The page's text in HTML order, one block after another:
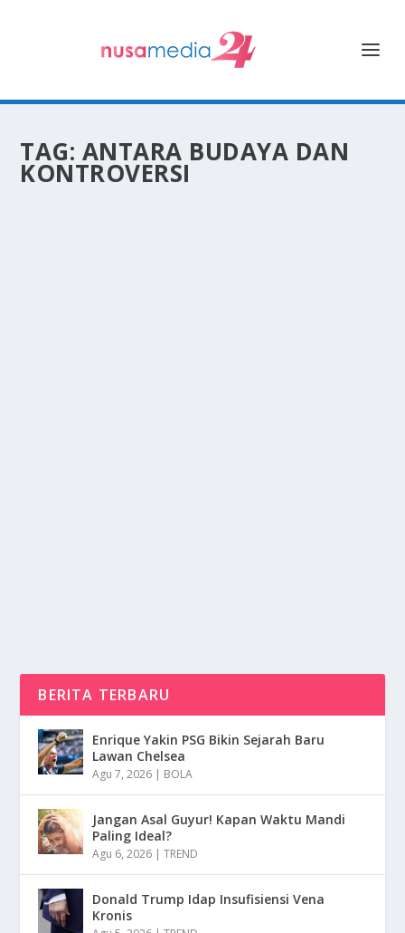
TAG: ANTARA BUDAYA DAN
KONTROVERSI
BERITA TERBARU
Enrique Yakin PSG Bikin Sejarah Baru
Lawan Chelsea
Agu 7, 2026 | BOLA
Jangan Asal Guyur! Kapan Waktu Mandi
Paling Ideal?
Agu 6, 2026 |TREND
Donald Trump Idap Insufisiensi Vena
Kronis